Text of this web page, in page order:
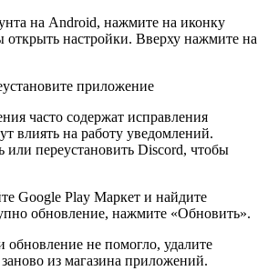
на Android, нажмите на иконку
открыть настройки. Вверху нажмите на
приложение
часто содержат исправления
влиять на работу уведомлений.
или переустановить Discord, чтобы
Google Play Маркет и найдите
обновление, нажмите «Обновить».
обновление не помогло, удалите
из магазина приложений.